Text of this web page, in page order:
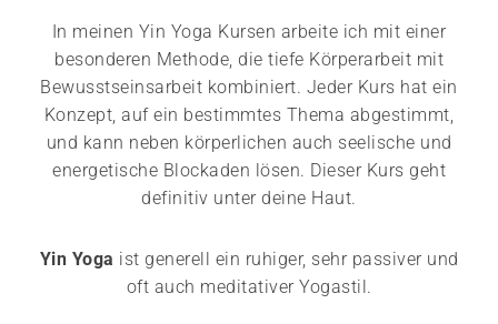
In meinen Yin Yoga Kursen arbeite ich mit einer
besonderen Methode, die tiefe Körperarbeit mit
Bewusstseinsarbeit kombiniert. Jeder Kurs hat ein
Konzept, auf ein bestimmtes Thema abgestimmt,
und kann neben körperlichen auch seelische und
energetische Blockaden lösen. Dieser Kurs geht
definitiv unter deine Haut.
Yin Yoga ist generell ein ruhiger, sehr passiver und
oft auch meditativer Yogastil.